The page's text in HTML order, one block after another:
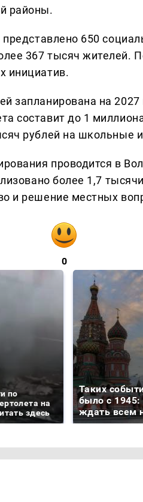
районы.
650
367 тысяч жителей.
инициатив.
запланирована на
составит до 1
рублей на школьные
проводится в
более 1,7
и решение местных
0
по
на
здесь
Таких
было с 1945:
ждать всем